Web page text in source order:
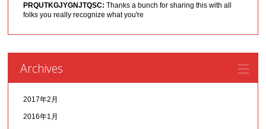
PRQUTKGJYGNJTQSC: Thanks a bunch for sharing this with all
folks you really recognize what you're
Archives
2017年2月
2016年1月